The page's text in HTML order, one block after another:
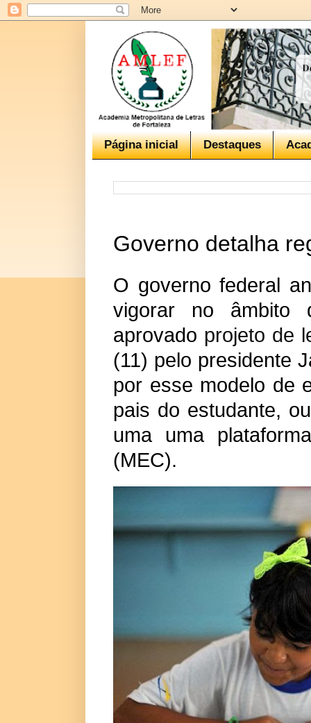
Página inicial Destaques
Governo detalha
O governo federal
vigorar no âmbito
aprovado projeto de
(11) pelo presidente
por esse modelo de
pais do estudante,
uma uma
(MEC).